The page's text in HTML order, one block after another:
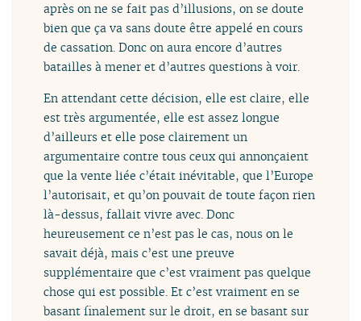
après on ne se fait pas d’illusions, on se doute
bien que ça va sans doute être appelé en cours
de cassation. Donc on aura encore d’autres
batailles à mener et d’autres questions à voir.
En attendant cette décision, elle est claire, elle
est très argumentée, elle est assez longue
d’ailleurs et elle pose clairement un
argumentaire contre tous ceux qui annonçaient
que la vente liée c’était inévitable, que l’Europe
l’autorisait, et qu’on pouvait de toute façon rien
là-dessus, fallait vivre avec. Donc
heureusement ce n’est pas le cas, nous on le
savait déjà, mais c’est une preuve
supplémentaire que c’est vraiment pas quelque
chose qui est possible. Et c’est vraiment en se
basant finalement sur le droit, en se basant sur